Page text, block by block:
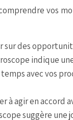
vos
sur des
indique
avec vos
à agir en accord
suggère